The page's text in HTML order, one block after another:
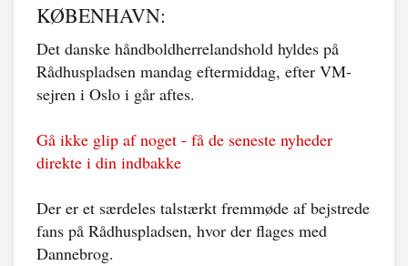
KØBENHAVN:
Det danske håndboldherrelandshold hyldes på
Rådhuspladsen mandag eftermiddag, efter VM-
sejren i Oslo i går aftes.
Gå ikke glip af noget - få de seneste nyheder
direkte i din indbakke
Der er et særdeles talstærkt fremmøde af bejstrede
fans på Rådhuspladsen, hvor der flages med
Dannebrog.